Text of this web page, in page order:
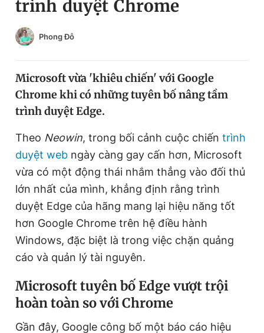
Chuyên mục khác
Chào ngày mới
Tin 360
Video Magazine
Sản phẩm khác
Tiện ích Bạn cần biết
Thông tin tòa soạn Liên hệ quảng cáo
Đọc Thanh Niên trên điện thoại
trình duyệt Chrome
Phong Đỗ
Microsoft vừa 'khiêu chiến' với Google
Chrome khi có những tuyên bố nâng tầm
trình duyệt Edge.
Theo Neowin, trong bối cảnh cuộc chiến trình
duyệt web ngày càng gay cấn hơn, Microsoft
vừa có một động thái nhắm thẳng vào đối thủ
lớn nhất của mình, khẳng định rằng trình
duyệt Edge của hãng mang lại hiệu năng tốt
hơn Google Chrome trên hệ điều hành
Windows, đặc biệt là trong việc chặn quảng
cáo và quản lý tài nguyên.
Microsoft tuyên bố Edge vượt trội
hoàn toàn so với Chrome
Gần đây, Google công bố một báo cáo hiệu